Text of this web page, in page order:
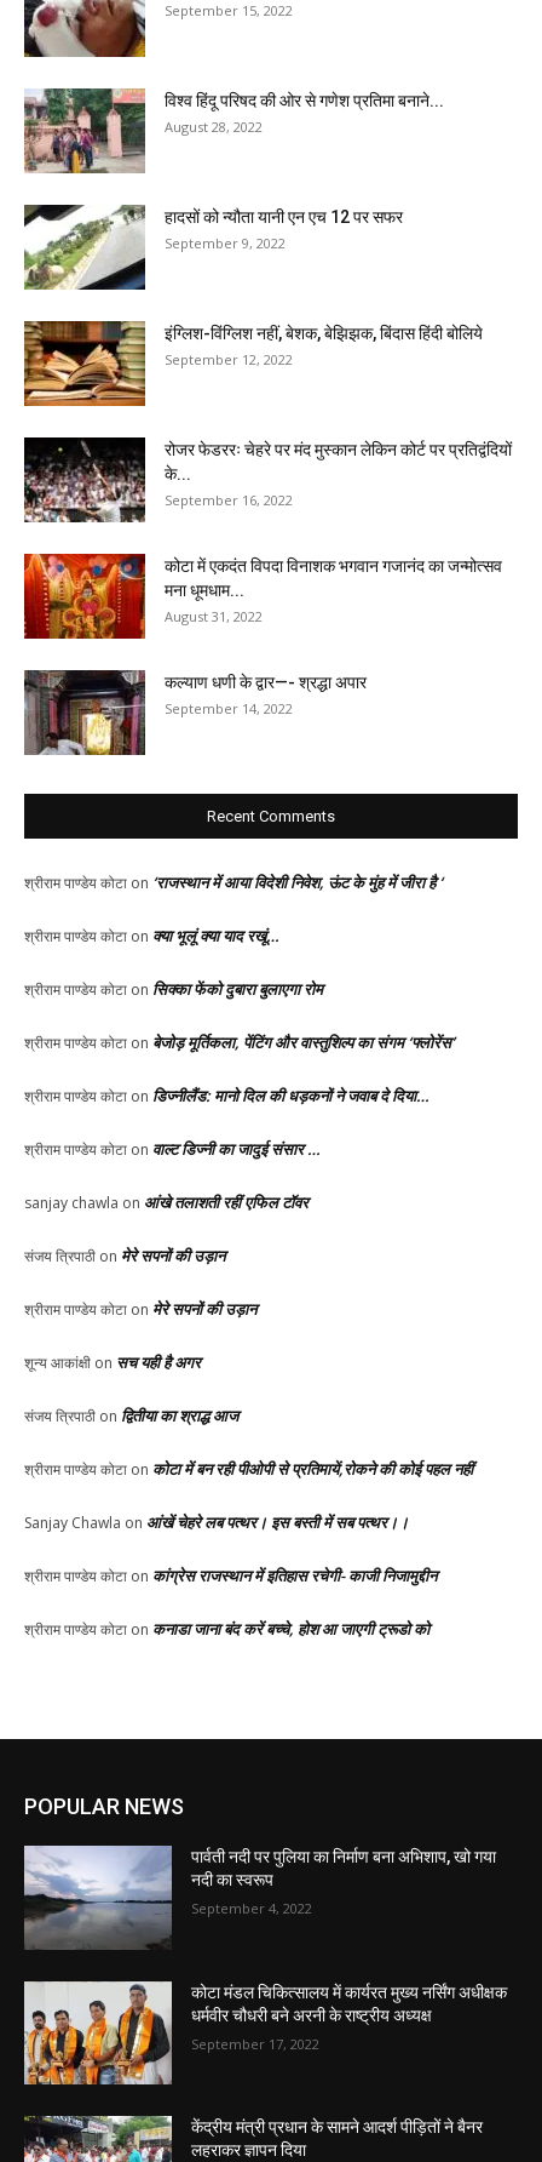
September 15, 2022
विश्व हिंदू परिषद की ओर से गणेश प्रतिमा बनाने...
August 28, 2022
हादसों को न्यौता यानी एन एच 12 पर सफर
September 9, 2022
इंग्लिश-विंग्लिश नहीं, बेशक, बेझिझक, बिंदास हिंदी बोलिये
September 12, 2022
रोजर फेडररः चेहरे पर मंद मुस्कान लेकिन कोर्ट पर प्रतिद्वंदियों
के...
September 16, 2022
कोटा में एकदंत विपदा विनाशक भगवान गजानंद का जन्मोत्सव
मना धूमधाम...
August 31, 2022
कल्याण धणी के द्वार—- श्रद्धा अपार
September 14, 2022
Recent Comments
श्रीराम पाण्डेय कोटा on ‘राजस्थान में आया विदेशी निवेश, ऊंट के मुंह में जीरा है ‘
श्रीराम पाण्डेय कोटा on क्या भूलूं क्या याद रखूं…
श्रीराम पाण्डेय कोटा on सिक्का फेंको दुबारा बुलाएगा रोम
श्रीराम पाण्डेय कोटा on बेजोड़ मूर्तिकला, पेंटिंग और वास्तुशिल्प का संगम ‘फ्लोरेंस’
श्रीराम पाण्डेय कोटा on डिज्नीलैंड: मानो दिल की धड़कनों ने जवाब दे दिया…
श्रीराम पाण्डेय कोटा on वाल्ट डिज्नी का जादुई संसार …
sanjay chawla on आंखे तलाशती रहीं एफिल टॉवर
संजय त्रिपाठी on मेरे सपनों की उड़ान
श्रीराम पाण्डेय कोटा on मेरे सपनों की उड़ान
शून्य आकांक्षी on सच यही है अगर
संजय त्रिपाठी on द्वितीया का श्राद्ध आज
श्रीराम पाण्डेय कोटा on कोटा में बन रही पीओपी से प्रतिमायें,रोकने की कोई पहल नहीं
Sanjay Chawla on आंखें चेहरे लब पत्थर। इस बस्ती में सब पत्थर।।
श्रीराम पाण्डेय कोटा on कांग्रेस राजस्थान में इतिहास रचेगी- काजी निजामुद्दीन
श्रीराम पाण्डेय कोटा on कनाडा जाना बंद करें बच्चे, होश आ जाएगी ट्रूडो को
POPULAR NEWS
पार्वती नदी पर पुलिया का निर्माण बना अभिशाप, खो गया
नदी का स्वरूप
September 4, 2022
कोटा मंडल चिकित्सालय में कार्यरत मुख्य नर्सिंग अधीक्षक
धर्मवीर चौधरी बने अरनी के राष्ट्रीय अध्यक्ष
September 17, 2022
केंद्रीय मंत्री प्रधान के सामने आदर्श पीड़ितों ने बैनर
लहराकर ज्ञापन दिया